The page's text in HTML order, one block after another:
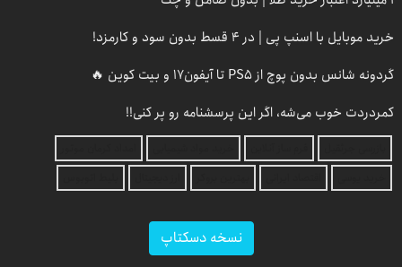
خرید موبایل با اسنپ پی | در ۴ قسط بدون سود و کارمزد!
گردونه شانس بدون پوچ از PS5 تا آیفون17 و بیت کوین 🔥
کمردردت خوب می‌شه، اگر این پرسشنامه رو پر کنی!!
نسخه دسکتاپ